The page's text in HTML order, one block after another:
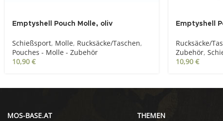
Emptyshell Pouch Molle, oliv
Schießsport, Molle, Rucksäcke/Taschen,
Pouches - Molle - Zubehör
10,90 €
Emptyshell
Rucksäcke/
Zubehör,
10,90 €
MOS-BASE.AT
THEMEN